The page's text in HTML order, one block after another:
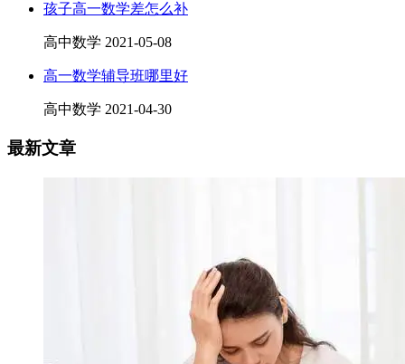
孩子高一数学差怎么补
高中数学 2021-05-08
高一数学辅导班哪里好
高中数学 2021-04-30
最新文章